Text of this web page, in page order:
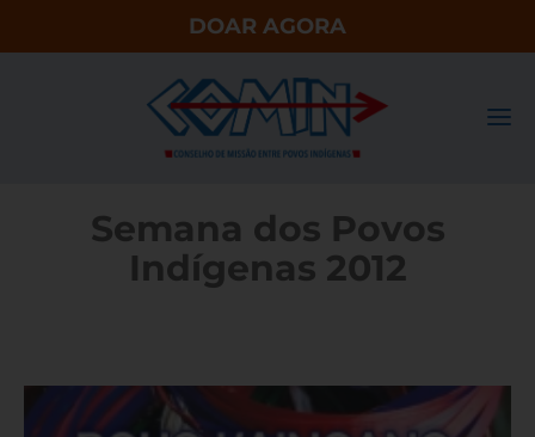
DOAR AGORA
Semana dos Povos
Indígenas 2012